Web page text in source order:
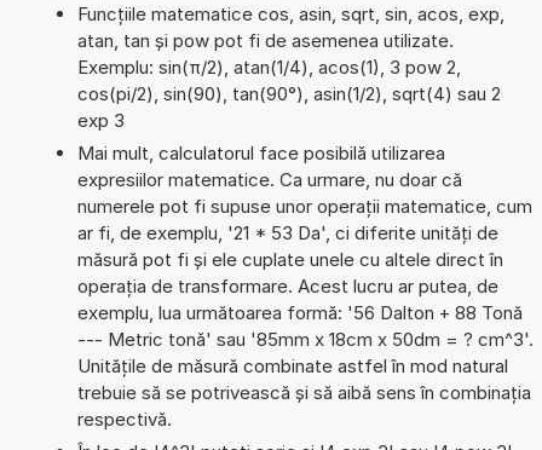
Funcțiile matematice cos, asin, sqrt, sin, acos, exp,
atan, tan și pow pot fi de asemenea utilizate.
Exemplu: sin(π/2), atan(1/4), acos(1), 3 pow 2,
cos(pi/2), sin(90), tan(90°), asin(1/2), sqrt(4) sau 2
exp 3
Mai mult, calculatorul face posibilă utilizarea
expresiilor matematice. Ca urmare, nu doar că
numerele pot fi supuse unor operații matematice, cum
ar fi, de exemplu, '21 * 53 Da', ci diferite unități de
măsură pot fi și ele cuplate unele cu altele direct în
operația de transformare. Acest lucru ar putea, de
exemplu, lua următoarea formă: '56 Dalton + 88 Tonă
--- Metric tonă' sau '85mm x 18cm x 50dm = ? cm^3'.
Unitățile de măsură combinate astfel în mod natural
trebuie să se potrivească și să aibă sens în combinația
respectivă.